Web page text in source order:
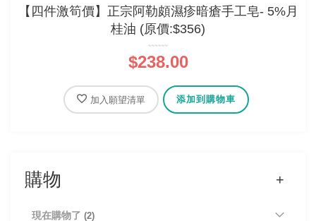
【四件激筍價】正宗阿勒頗濕疹暗瘡手工皂- 5%月
桂油 (原價:$356)
$238.00
加入願望清單 添加到購物車
購物
現在購物了